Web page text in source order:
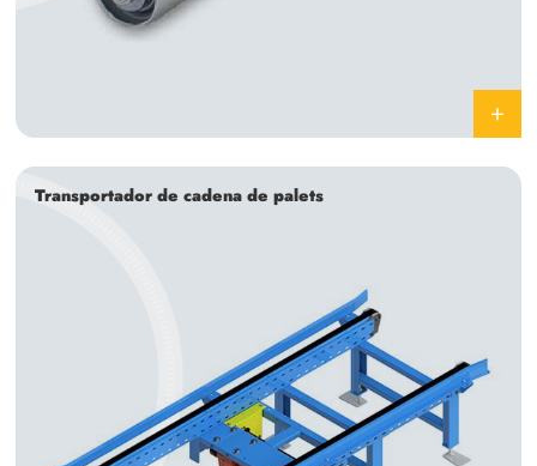
Transportador de cadena de palets